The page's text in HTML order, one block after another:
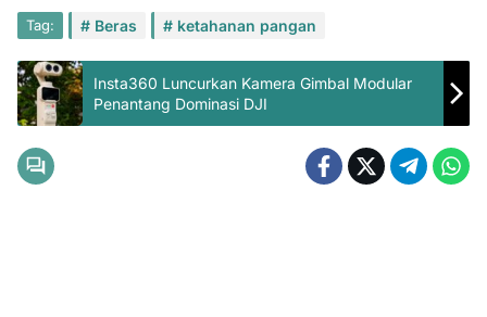
Tag: Beras ketahanan pangan
Insta360 Luncurkan Kamera Gimbal Modular
Penantang Dominasi DJI